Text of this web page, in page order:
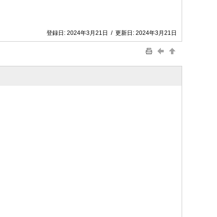
登録日: 2024年3月21日 / 更新日: 2024年3月21日